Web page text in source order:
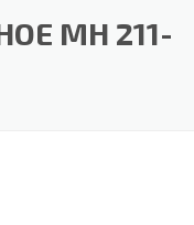
МН 211-